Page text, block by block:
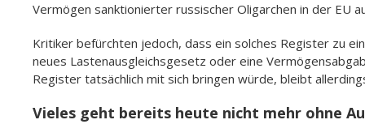
Vermögen sanktionierter russischer Oligarchen in der EU
Kritiker befürchten jedoch, dass ein solches Register zu
neues Lastenausgleichsgesetz oder eine
Register tatsächlich mit sich bringen würde, bleibt
Vieles geht bereits heute nicht mehr ohne